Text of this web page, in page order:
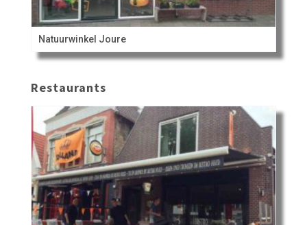
Natuurwinkel Joure
Restaurants